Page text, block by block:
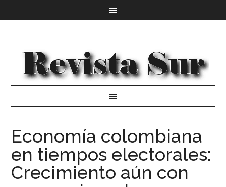
Economía colombiana
en tiempos electorales:
Crecimiento aún con